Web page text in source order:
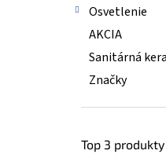
Osvetlenie
AKCIA
Sanitárná
Značky
Top 3 produkty